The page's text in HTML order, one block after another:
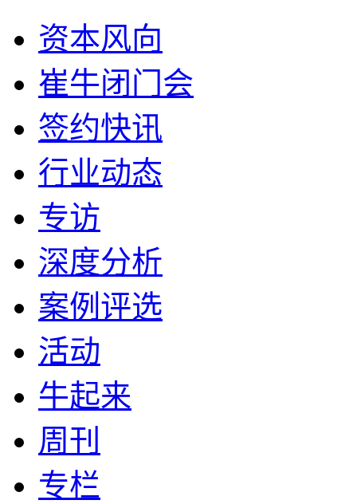
资本风向
崔牛闭门会
签约快讯
行业动态
专访
深度分析
案例评选
活动
牛起来
周刊
专栏